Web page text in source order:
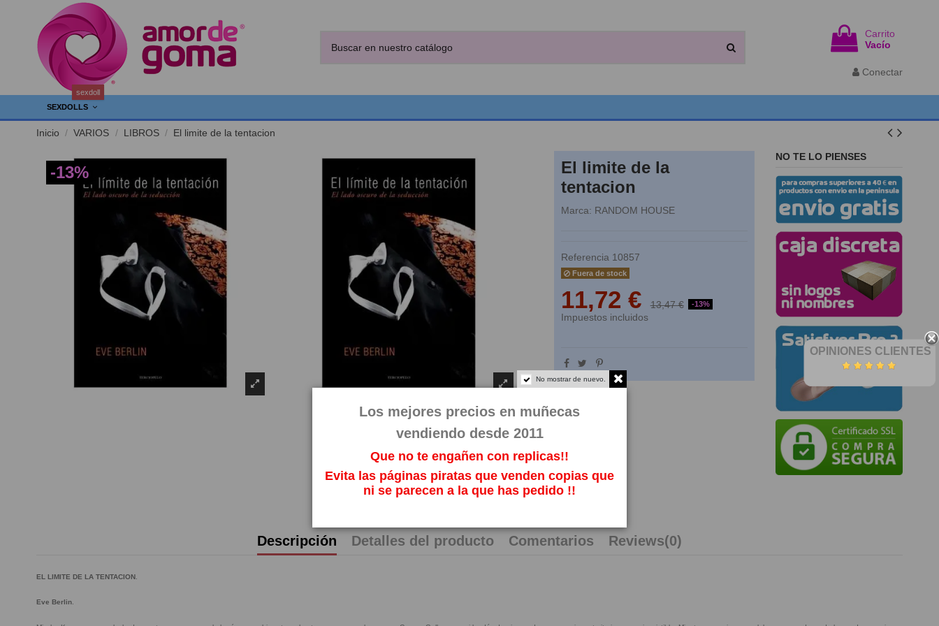
Carrito
Vacío
Conectar
SEXDOLLS
sexdoll
Inicio VARIOS LIBROS El limite de la tentacion
-13%
El limite de la
tentacion
Marca: RANDOM HOUSE
Referencia 10857
Fuera de stock
11,72 € 13,47 € -13%
Impuestos incluidos
NO TE LO PIENSES
Descripción Detalles del producto Comentarios Reviews(0)
EL LIMITE DE LA TENTACION.
Eve Berlin.
OPINIONES CLIENTES
No mostrar de nuevo.
Los mejores precios en muñecas
vendiendo desde 2011
Que no te engañen con replicas!!
Evita las páginas piratas que venden copias que
ni se parecen a la que has pedido !!